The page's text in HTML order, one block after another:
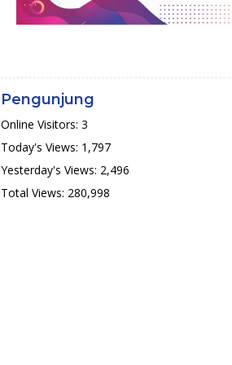
Pengunjung
Online Visitors: 3
Today's Views: 1,797
Yesterday's Views: 2,496
Total Views: 280,998